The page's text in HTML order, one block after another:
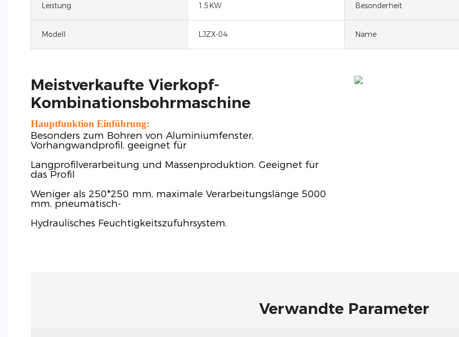
Leistung 1.5KW Besonderheit
Modell LJZX-04 Name
Meistverkaufte Vierkopf-
Kombinationsbohrmaschine
Hauptfunktion Einführung:
Besonders zum Bohren von Aluminiumfenster,
Vorhangwandprofil, geeignet für
Langprofilverarbeitung und Massenproduktion. Geeignet für
das Profil
Weniger als 250*250 mm, maximale Verarbeitungslänge 5000
mm, pneumatisch-
Hydraulisches Feuchtigkeitszufuhrsystem.
Verwandte Parameter